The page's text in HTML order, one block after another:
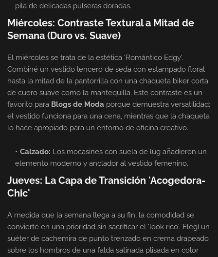
pila de delicadas pulseras doradas.
Miércoles: Contraste Textural a Mitad de
Semana (Duro vs. Suave)
El miércoles se trata de la estética 'Romántico Edgy'.
Combiné un vestido lencero de seda con estampado floral
hasta la mitad de la pantorrilla con una chaqueta biker corta
de cuero suave como la mantequilla. Este contraste es un
favorito para Blogs de Moda porque demuestra versatilidad:
el vestido funciona para una cena, mientras que la chaqueta
lo hace apropiado para un entorno de oficina creativo.
Calzado: Los mocasines con suela de lug añadieron un
elemento moderno y anclador al vestido femenino.
Jueves: La Capa de Transición 'Acogedora-
Chic'
A medida que la semana llega a su fin, la comodidad se
convierte en una prioridad sin sacrificar el 'look rico'. Elegí un
suéter de cachemira de punto trenzado en crema drapeado
sobre los hombros de una falda satinada plisada en color